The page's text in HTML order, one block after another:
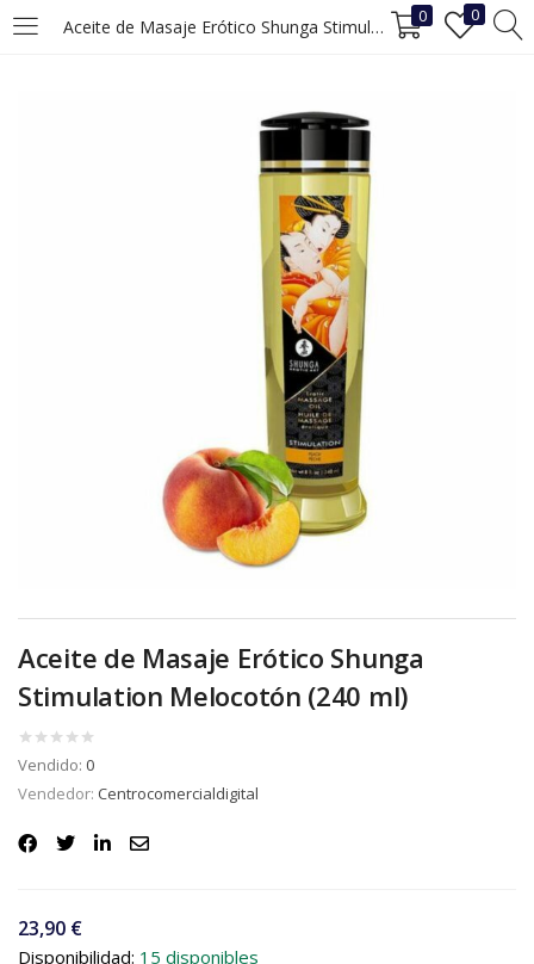
Aceite de Masaje Erótico Shunga Stimulation Melocotón (240 ml) 0 0
INICIAR SESIÓN REGISTRO
Ingrese su nombre de usuario y contraseña para iniciar sesión.
Iniciar Sesión
¿Ha perdido la contraseña?
Aceite de Masaje Erótico Shunga
Stimulation Melocotón (240 ml)
Vendido: 0
Vendedor: Centrocomercialdigital
23,90 €
Disponibilidad: 15 disponibles